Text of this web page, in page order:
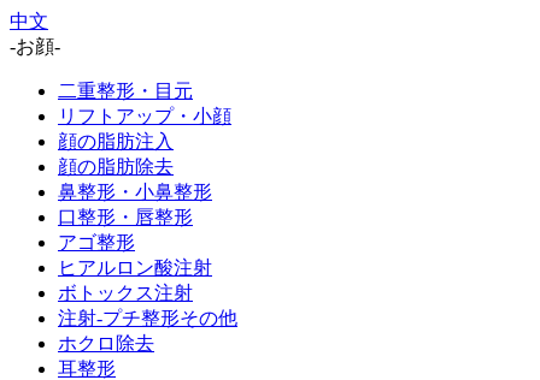
中文
-お顔-
二重整形・目元
リフトアップ・小顔
顔の脂肪注入
顔の脂肪除去
鼻整形・小鼻整形
口整形・唇整形
アゴ整形
ヒアルロン酸注射
ボトックス注射
注射-プチ整形その他
ホクロ除去
耳整形